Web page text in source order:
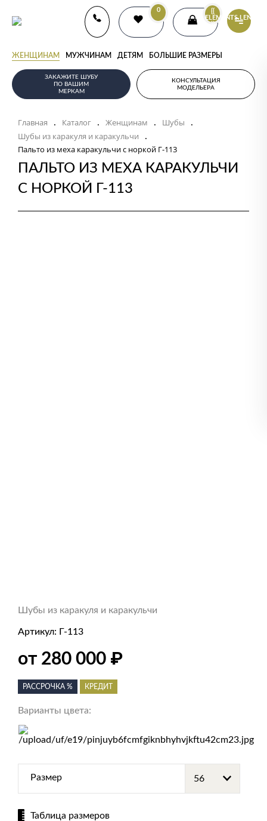
0
{{
ELEMENTS.LENGTH
}}
ЖЕНЩИНАМ МУЖЧИНАМ ДЕТЯМ БОЛЬШИЕ РАЗМЕРЫ
ЗАКАЖИТЕ ШУБУ
ПО ВАШИМ
МЕРКАМ
КОНСУЛЬТАЦИЯ
МОДЕЛЬЕРА
Главная . Каталог . Женщинам . Шубы .
Шубы из каракуля и каракульчи .
Пальто из меха каракульчи с норкой Г-113
ПАЛЬТО ИЗ МЕХА КАРАКУЛЬЧИ
С НОРКОЙ Г-113
Шубы из каракуля и каракульчи
Артикул: Г-113
от 280 000 ₽
РАССРОЧКА % КРЕДИТ
Варианты цвета:
Размер
Таблица размеров